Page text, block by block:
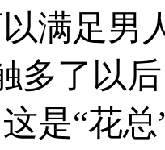
满足男
多了以
“花总”